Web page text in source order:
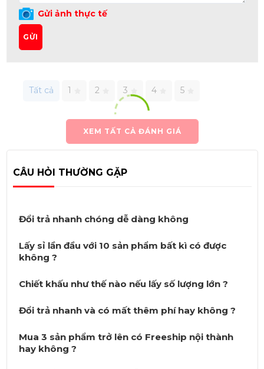
Gửi ảnh thực tế
GỬI
Tất cả 1 2 3 4 5
XEM TẤT CẢ ĐÁNH GIÁ
CÂU HỎI THƯỜNG GẶP
Đổi trả nhanh chóng dễ dàng không
Lấy sỉ lần đầu với 10 sản phẩm bất kì có được
không ?
Chiết khấu như thế nào nếu lấy số lượng lớn ?
Đổi trả nhanh và có mất thêm phí hay không ?
Mua 3 sản phẩm trở lên có Freeship nội thành
hay không ?